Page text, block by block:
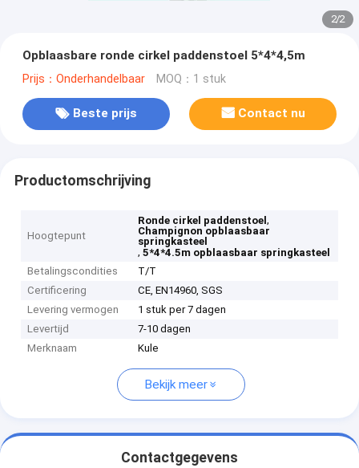
2/2
Opblaasbare ronde cirkel paddenstoel 5*4*4,5m
Prijs：Onderhandelbaar MOQ：1 stuk
Beste prijs Contact nu
Productomschrijving
Hoogtepunt
Ronde cirkel paddenstoel,
Champignon opblaasbaar
springkasteel
,5*4*4.5m opblaasbaar springkasteel
Betalingscondities
T/T
Certificering
CE, EN14960, SGS
Levering vermogen
1 stuk per 7 dagen
Levertijd
7-10 dagen
Merknaam
Kule
Bekijk meer
Contactgegevens